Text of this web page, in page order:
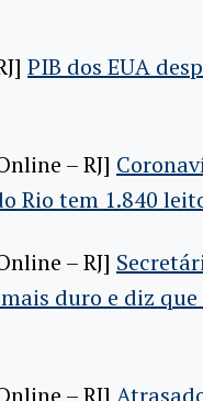
PIB dos EUA
– RJ]
Rio tem 1.840
– RJ]
duro e diz
– RJ]